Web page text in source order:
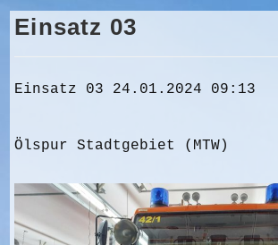
Einsatz 03
Einsatz 03 24.01.2024 09:13
Ölspur Stadtgebiet (MTW)